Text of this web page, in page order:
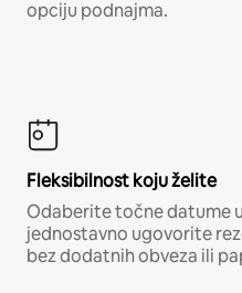
opciju podnajma.
Fleksibilnost koju želite
Odaberite točne datume
jednostavno ugovorite
bez dodatnih obveza ili